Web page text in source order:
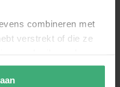
combineren met
verstrekt of die ze